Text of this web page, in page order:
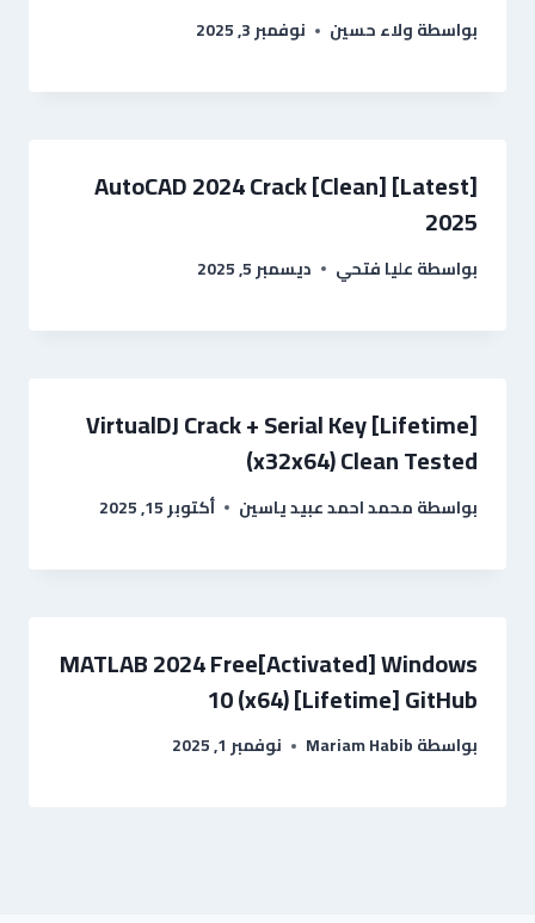
بواسطةولاء حسين نوفمبر 3, 2025
AutoCAD 2024 Crack [Clean] [Latest]
2025
بواسطةعليا فتحي ديسمبر 5, 2025
VirtualDJ Crack + Serial Key [Lifetime]
(x32x64) Clean Tested
بواسطةمحمد احمد عبيد ياسين أكتوبر 15, 2025
MATLAB 2024 Free[Activated] Windows
10 (x64) [Lifetime] GitHub
بواسطةMariam Habib نوفمبر 1, 2025